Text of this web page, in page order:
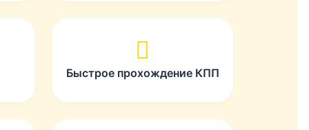
Быстрое прохождение КПП